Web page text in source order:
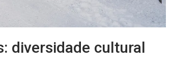
diversidade cultural